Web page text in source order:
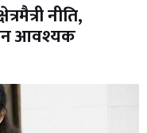
नीति,
आवश्यक